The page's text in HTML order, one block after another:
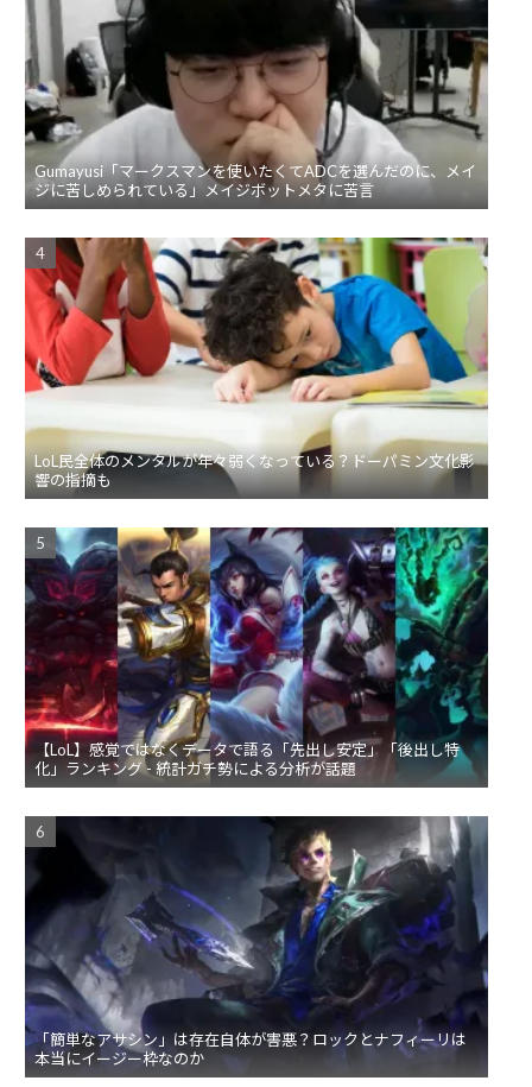
Gumayusi「マークスマンを使いたくてADCを選んだのに、メイ
ジに苦しめられている」メイジボットメタに苦言
LoL民全体のメンタルが年々弱くなっている？ドーパミン文化影
響の指摘も
【LoL】感覚ではなくデータで語る「先出し安定」「後出し特
化」ランキング - 統計ガチ勢による分析が話題
「簡単なアサシン」は存在自体が害悪？ロックとナフィーリは
本当にイージー枠なのか